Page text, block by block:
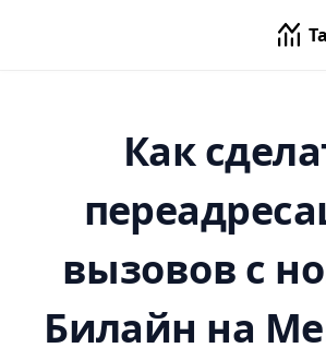
Как
вызовов с
Билайн на